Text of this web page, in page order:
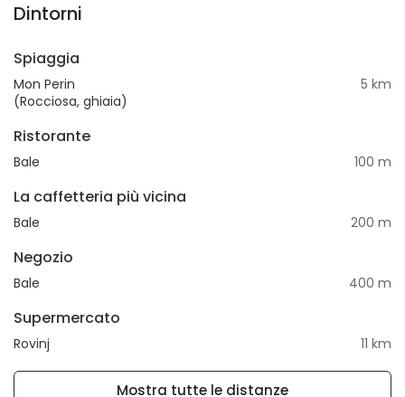
Dintorni
Spiaggia
Mon Perin
(Rocciosa, ghiaia)
5 km
Ristorante
Bale 100 m
La caffetteria più vicina
Bale 200 m
Negozio
Bale 400 m
Supermercato
Rovinj 11 km
Mostra tutte le distanze